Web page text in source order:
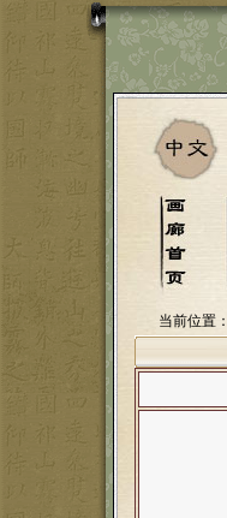
当前位置：